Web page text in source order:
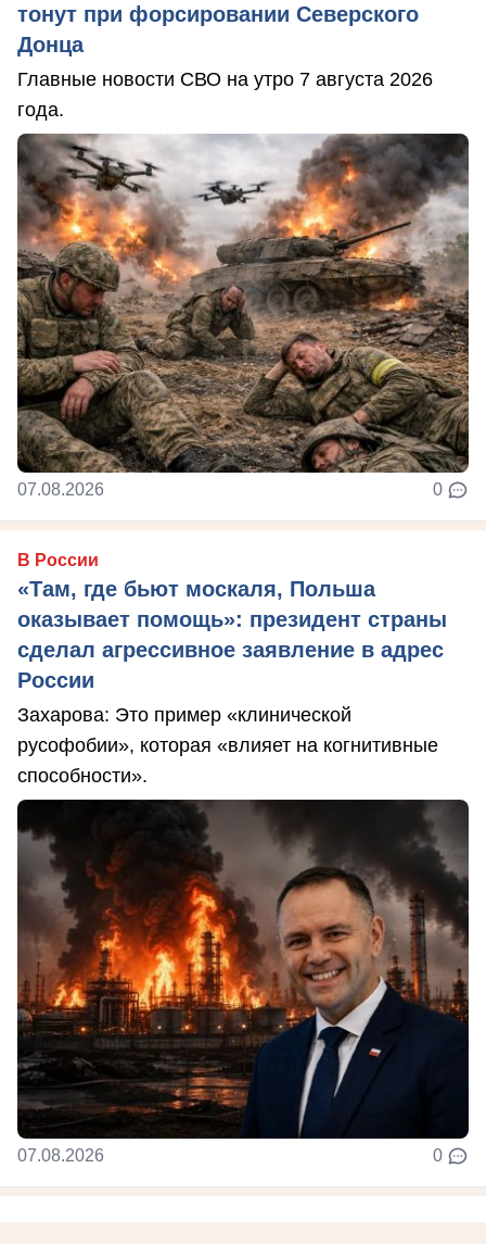
тонут при форсировании Северского
Донца
Главные новости СВО на утро 7 августа 2026
года.
07.08.2026 0
В России
«Там, где бьют москаля, Польша
оказывает помощь»: президент страны
сделал агрессивное заявление в адрес
России
Захарова: Это пример «клинической
русофобии», которая «влияет на когнитивные
способности».
07.08.2026 0